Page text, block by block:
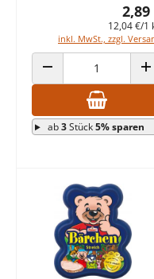
2,89
12,04 €/1
inkl. MwSt., zzgl.
ANZAHL VERRINGERN
ab3Stück5% sparen